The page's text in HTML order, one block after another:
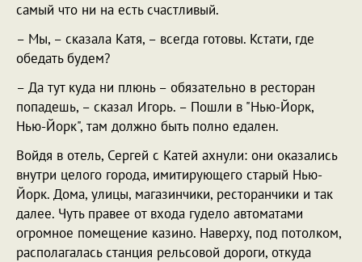
самый что ни на есть счастливый.
– Мы, – сказала Катя, – всегда готовы. Кстати, где
обедать будем?
– Да тут куда ни плюнь – обязательно в ресторан
попадешь, – сказал Игорь. – Пошли в "Нью-Йорк,
Нью-Йорк", там должно быть полно едален.
Войдя в отель, Сергей с Катей ахнули: они оказались
внутри целого города, имитирующего старый Нью-
Йорк. Дома, улицы, магазинчики, ресторанчики и так
далее. Чуть правее от входа гудело автоматами
огромное помещение казино. Наверху, под потолком,
располагалась станция рельсовой дороги, откуда